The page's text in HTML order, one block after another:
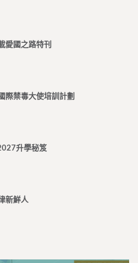
愛國之路特刊
際禁毒大使培訓計劃
升學秘笈
新鮮人